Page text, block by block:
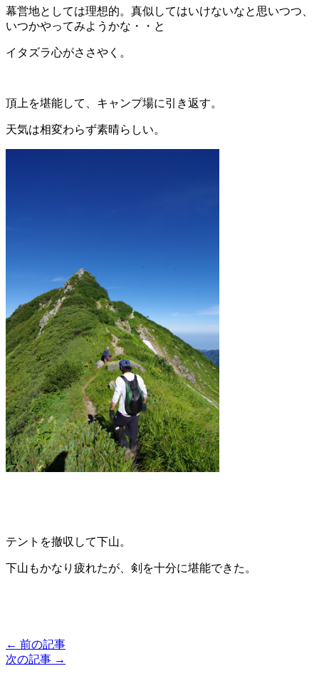
幕営地としては理想的。真似してはいけないなと思いつつ、
いつかやってみようかな・・と
イタズラ心がささやく。
頂上を堪能して、キャンプ場に引き返す。
天気は相変わらず素晴らしい。
テントを撤収して下山。
下山もかなり疲れたが、剣を十分に堪能できた。
← 前の記事
次の記事 →